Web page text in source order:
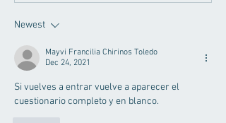
Newest
Mayvi Francilia Chirinos Toledo
Dec 24, 2021
Si vuelves a entrar vuelve a aparecer el
cuestionario completo y en blanco.